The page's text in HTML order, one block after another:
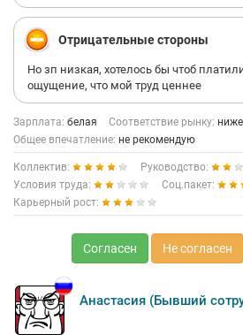
зарплаты (если вы чей-то брат -
Карьерного роста в компании нет
и стать только руководителем группы).
Никому и никогда не рекомендую идти
Отрицательные стороны
Но зп низкая, хотелось бы чтоб
ощущение, что мой труд ценнее
Зарплата: белая Соответствие рынку:
Общее впечатление: не рекомендую
Коллектив:
Руководство:
Условия труда:
Соц.пакет:
Карьерный рост:
Согласен Не согласен
Анастасия (Бывший